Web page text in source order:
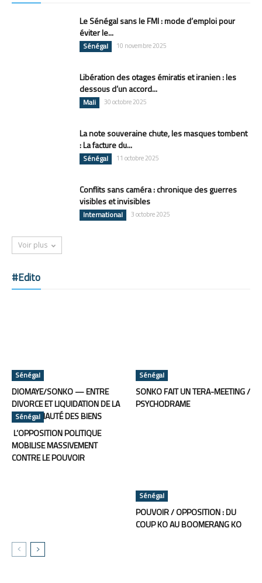
Le Sénégal sans le FMI : mode d’emploi pour
éviter le...
Sénégal 10 novembre 2025
Libération des otages émiratis et iranien : les
dessous d’un accord...
Mali 30 octobre 2025
La note souveraine chute, les masques tombent
: La facture du...
Sénégal 11 octobre 2025
Conflits sans caméra : chronique des guerres
visibles et invisibles
International 3 octobre 2025
Voir plus
#Edito
Sénégal
DIOMAYE/SONKO — ENTRE
DIVORCE ET LIQUIDATION DE LA
COMMUNAUTÉ DES BIENS
Sénégal
SONKO FAIT UN TERA-MEETING /
PSYCHODRAME
Sénégal
L’OPPOSITION POLITIQUE
MOBILISE MASSIVEMENT
CONTRE LE POUVOIR
Sénégal
POUVOIR / OPPOSITION : DU
COUP KO AU BOOMERANG KO